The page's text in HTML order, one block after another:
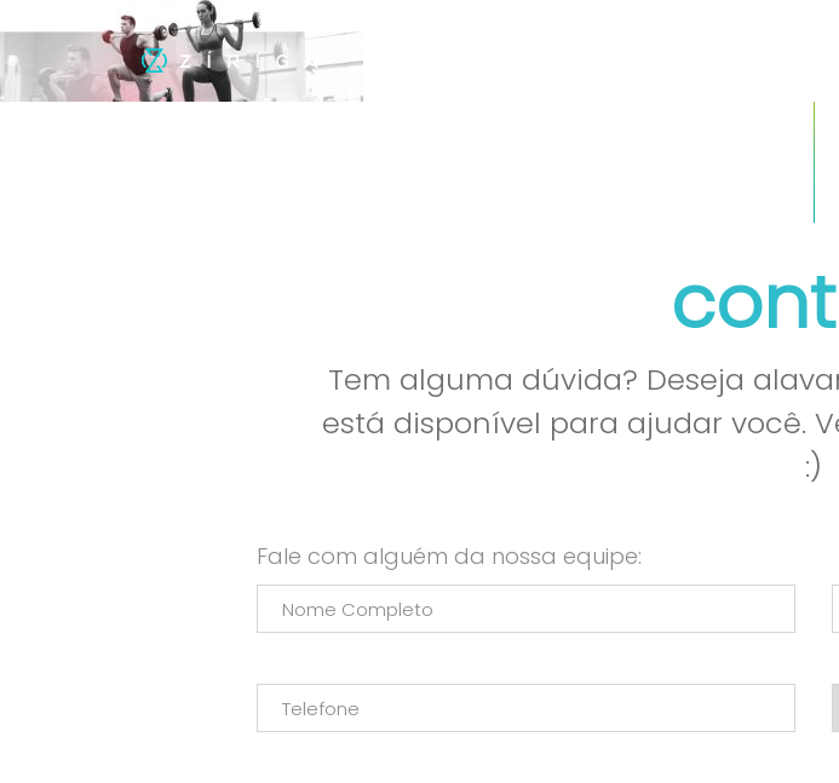
Tem alguma dúvida? Deseja
está disponível para ajudar você.
:)
Fale com alguém da nossa equipe: